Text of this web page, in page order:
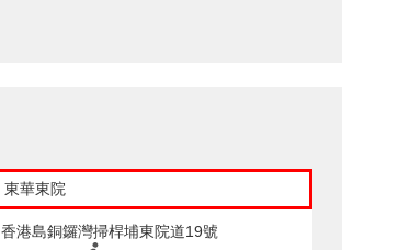
東華東院
香港島銅鑼灣掃桿埔東院道19號